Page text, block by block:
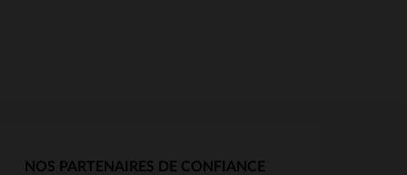
NOS PARTENAIRES DE CONFIANCE